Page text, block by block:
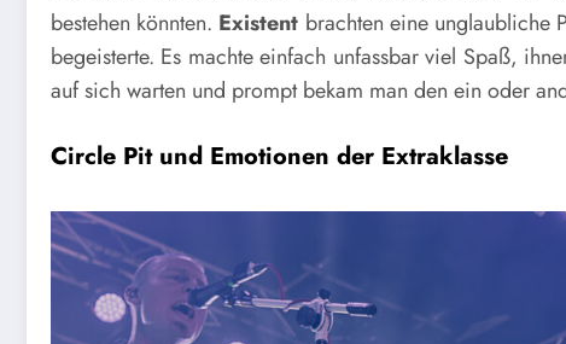
bestehen könnten. Existent brachten eine unglaubliche
begeisterte. Es machte einfach unfassbar viel Spaß,
auf sich warten und prompt bekam man den ein oder
Circle Pit und Emotionen der Extraklasse